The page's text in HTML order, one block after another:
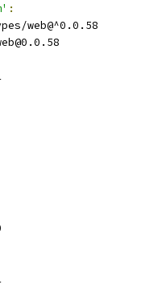
:
web@^0.0.58